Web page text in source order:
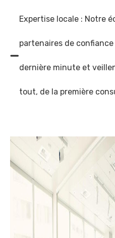
Expertise locale : Notre
partenaires de
dernière minute et
tout, de la première